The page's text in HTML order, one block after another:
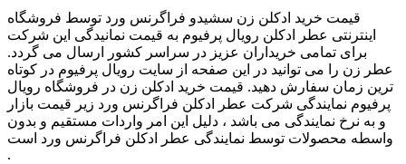
قیمت خرید ادکلن زن سشیدو فراگرنس ورد توسط فروشگاه
اینترنتی عطر ادکلن رویال پرفیوم به قیمت نمانیدگی این شرکت
برای تمامی خریداران عزیز در سراسر کشور ارسال می گردد.
عطر زن را می توانید در این صفحه از سایت رویال پرفیوم در کوتاه
ترین زمان سفارش دهید. قیمت خرید ادکلن زن در فروشگاه رویال
پرفیوم نمایندگی شرکت عطر ادکلن فراگرنس ورد زیر قیمت بازار
و به نرخ نمایندگی می باشد ، دلیل این امر واردات مستقیم و بدون
واسطه محصولات توسط نمایندگی عطر ادکلن فراگرنس ورد است
.